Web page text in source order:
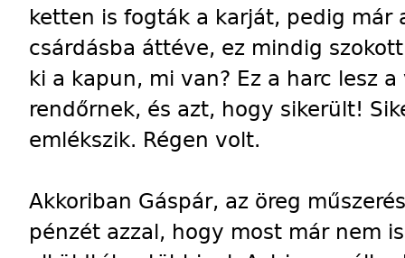
ketten is fogták a karját, pedig már
csárdásba áttéve, ez mindig
ki a kapun, mi van? Ez a harc lesz
rendőrnek, és azt, hogy sikerült!
emlékszik. Régen volt.
Akkoriban Gáspár, az öreg
pénzét azzal, hogy most már nem